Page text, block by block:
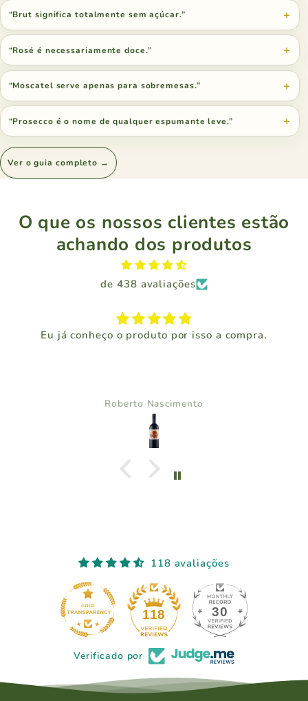
“Brut significa totalmente sem açúcar.”
“Rosé é necessariamente doce.”
“Moscatel serve apenas para sobremesas.”
“Prosecco é o nome de qualquer espumante leve.”
Ver o guia completo →
O que os nossos clientes estão
achando dos produtos
de 438 avaliações
Eu já conheço o produto por isso a compra.
Roberto Nascimento
118 avaliações
118 30
Verificado por